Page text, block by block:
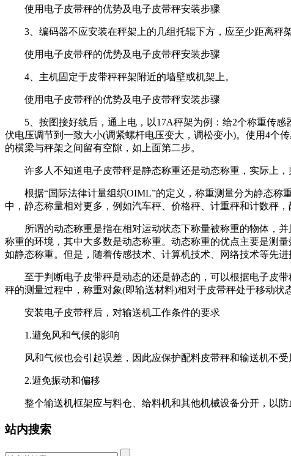
​使用电子皮带秤的优势及电子皮带秤安装步骤
3、编码器不应安装在秤架上的几组托辊下方，应至少距离秤
​使用电子皮带秤的优势及电子皮带秤安装步骤
4、主机固定于皮带秤秤架附近的墙壁或机架上。
​使用电子皮带秤的优势及电子皮带秤安装步骤
5、按图接好线后，通上电，以17A秤架为例：给2个称重传感
伏电压调节到一致大小(调紧螺杆电压变大，调松变小)。使用4个
的横梁与秤架之间留有空隙，如上面第二步。
许多人不知道电子皮带秤是静态称重还是动态称重，实际上，
根据“国际法律计量组织OIML”的定义，称重测量分为静态称
中，静态称量相对更多，例如汽车秤、价格秤、计重秤和计数秤
所谓的动态称重是指在相对运动状态下称量被称重的物体，并
称重的环境，其中大多数是动态称重。动态称重的优点主要是测
如静态称重。但是，随着传感技术、计算机技术、网络技术等先
至于判断电子皮带秤是动态的还是静态的，可以根据电子皮带
秤的测量过程中，称重对象(即输送材料)相对于皮带秤处于移动
安装电子皮带秤后，对输送机工作条件的要求
1.避免风和气候的影响
风和气候也会引起误差，因此应保护配料皮带秤和输送机不受
2.避免振动和偏移
整个输送机框架应与料仓、给料机和其他机械设备分开，以防
站内搜索